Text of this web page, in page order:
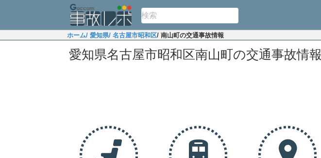
ホーム/ 愛知県/ 名古屋市昭和区/ 南山町の交通事故情報
愛知県名古屋市昭和区南山町の交通事故情報